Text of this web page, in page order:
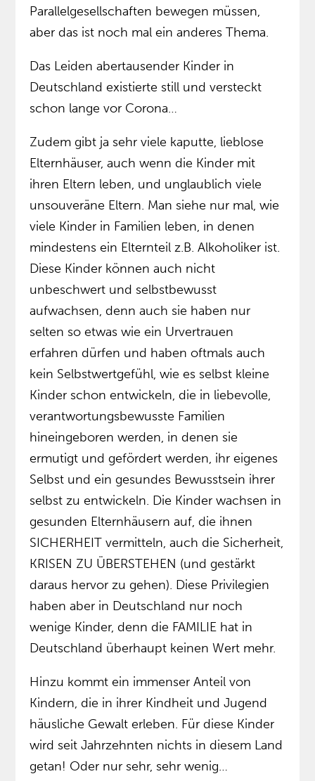
Parallelgesellschaften bewegen müssen,
aber das ist noch mal ein anderes Thema.
Das Leiden abertausender Kinder in
Deutschland existierte still und versteckt
schon lange vor Corona…
Zudem gibt ja sehr viele kaputte, lieblose
Elternhäuser, auch wenn die Kinder mit
ihren Eltern leben, und unglaublich viele
unsouveräne Eltern. Man siehe nur mal, wie
viele Kinder in Familien leben, in denen
mindestens ein Elternteil z.B. Alkoholiker ist.
Diese Kinder können auch nicht
unbeschwert und selbstbewusst
aufwachsen, denn auch sie haben nur
selten so etwas wie ein Urvertrauen
erfahren dürfen und haben oftmals auch
kein Selbstwertgefühl, wie es selbst kleine
Kinder schon entwickeln, die in liebevolle,
verantwortungsbewusste Familien
hineingeboren werden, in denen sie
ermutigt und gefördert werden, ihr eigenes
Selbst und ein gesundes Bewusstsein ihrer
selbst zu entwickeln. Die Kinder wachsen in
gesunden Elternhäusern auf, die ihnen
SICHERHEIT vermitteln, auch die Sicherheit,
KRISEN ZU ÜBERSTEHEN (und gestärkt
daraus hervor zu gehen). Diese Privilegien
haben aber in Deutschland nur noch
wenige Kinder, denn die FAMILIE hat in
Deutschland überhaupt keinen Wert mehr.
Hinzu kommt ein immenser Anteil von
Kindern, die in ihrer Kindheit und Jugend
häusliche Gewalt erleben. Für diese Kinder
wird seit Jahrzehnten nichts in diesem Land
getan! Oder nur sehr, sehr wenig…